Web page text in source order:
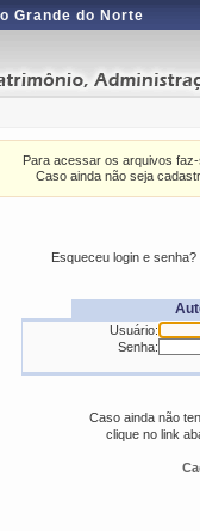
Grande do Norte
Para acessar os arquivos
Caso ainda não seja
Esqueceu login e senha?
Usuário:
Senha:
Caso ainda não
clique no link